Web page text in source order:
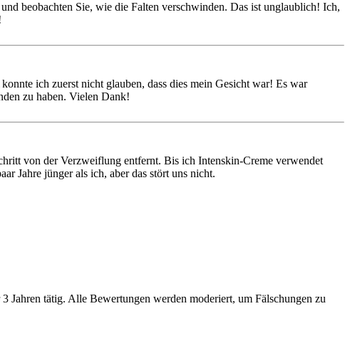
beobachten Sie, wie die Falten verschwinden. Das ist unglaublich! Ich,
ich zuerst nicht glauben, dass dies mein Gesicht war! Es war
zu haben. Vielen Dank!
von der Verzweiflung entfernt. Bis ich Intenskin-Creme verwendet
Jahre jünger als ich, aber das stört uns nicht.
Jahren tätig. Alle Bewertungen werden moderiert, um Fälschungen zu